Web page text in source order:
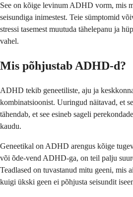
See on kõige levinum ADHD vorm, mis
seisundiga inimestest. Teie sümptomid
stressi tasemest muutuda tähelepanu ja
vahel.
Mis põhjustab ADHD-d?
ADHD tekib geneetiliste, aju ja
kombinatsioonist. Uuringud näitavad, et
tähendab, et see esineb sageli
kaudu.
Geneetikal on ADHD arengus kõige
või õde-vend ADHD-ga, on teil palju
Teadlased on tuvastanud mitu geeni, mis
kuigi ükski geen ei põhjusta seisundit